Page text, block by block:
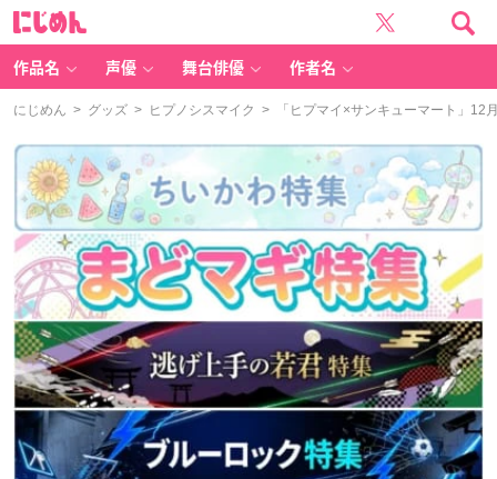
作品名 声優 舞台俳優 作者名
にじめん > グッズ > ヒプノシスマイク > 「ヒプマイ×サンキューマート」12